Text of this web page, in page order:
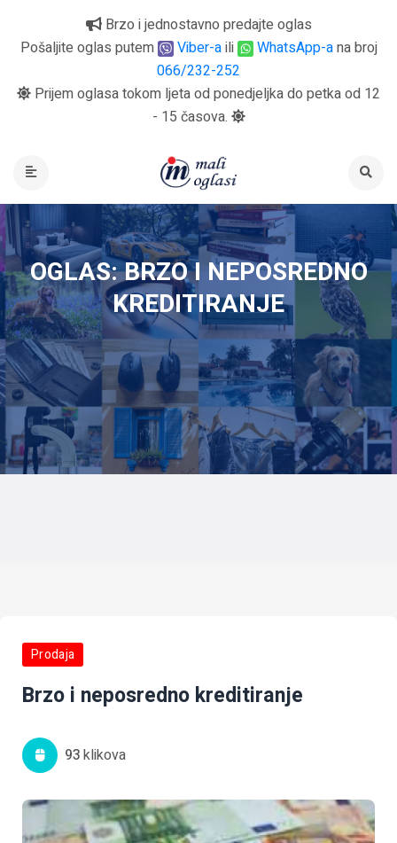
Brzo i jednostavno predajte oglas
Pošaljite oglas putem
Viber-aili WhatsApp-ana broj
066/232-252
Prijem oglasa tokom ljeta od ponedjeljka do petka od 12
- 15 časova.
OGLAS: BRZO I NEPOSREDNO
KREDITIRANJE
Prodaja
Brzo i neposredno kreditiranje
93Klikova